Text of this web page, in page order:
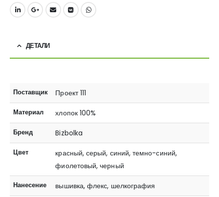
ДЕТАЛИ
Поставщик Проект 111
Материал хлопок 100%
Бренд Bizbolka
Цвет
красный, серый, синий, темно-синий,
фиолетовый, черный
Нанесение вышивка, флекс, шелкография